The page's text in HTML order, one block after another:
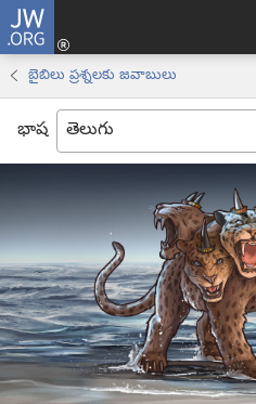
JW.ORG
బైబిలు ప్రశ్నలకు జవాబులు
భాష